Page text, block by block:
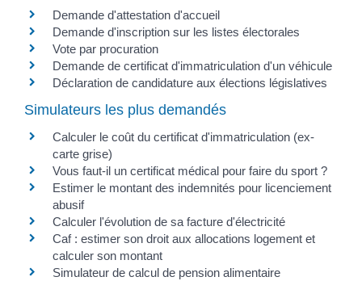
Demande d'attestation d'accueil
Demande d'inscription sur les listes électorales
Vote par procuration
Demande de certificat d'immatriculation d'un véhicule
Déclaration de candidature aux élections législatives
Simulateurs les plus demandés
Calculer le coût du certificat d'immatriculation (ex-
carte grise)
Vous faut-il un certificat médical pour faire du sport ?
Estimer le montant des indemnités pour licenciement
abusif
Calculer l'évolution de sa facture d'électricité
Caf : estimer son droit aux allocations logement et
calculer son montant
Simulateur de calcul de pension alimentaire